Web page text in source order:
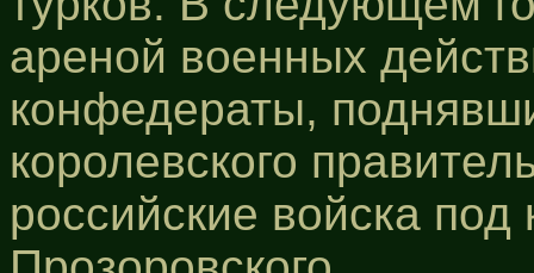
ареной военных
конфедераты,
королевского
российские войска